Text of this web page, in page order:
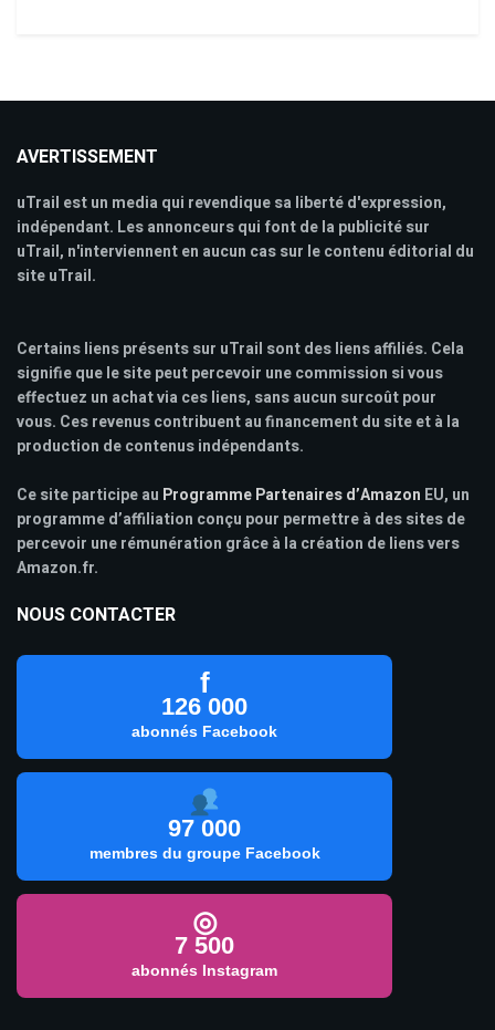
AVERTISSEMENT
uTrail est un media qui revendique sa liberté d'expression,
indépendant. Les annonceurs qui font de la publicité sur
uTrail, n'interviennent en aucun cas sur le contenu éditorial du
site uTrail.
Certains liens présents sur uTrail sont des liens affiliés. Cela
signifie que le site peut percevoir une commission si vous
effectuez un achat via ces liens, sans aucun surcoût pour
vous. Ces revenus contribuent au financement du site et à la
production de contenus indépendants.
Ce site participe au Programme Partenaires d’Amazon EU, un
programme d’affiliation conçu pour permettre à des sites de
percevoir une rémunération grâce à la création de liens vers
Amazon.fr.
NOUS CONTACTER
f
126 000
abonnés Facebook
97 000
membres du groupe Facebook
◎
7 500
abonnés Instagram